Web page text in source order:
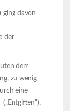
ging davon
der
dem
zu wenig
eine